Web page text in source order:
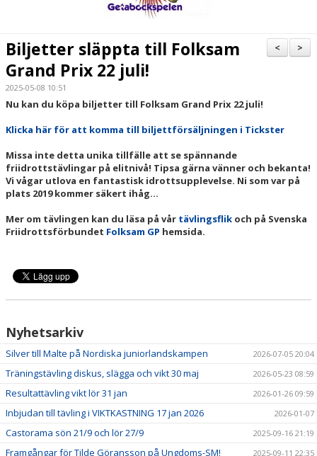
KLUBBKLÄDER
LEDARPLATTFORM
KALENDER
DOKUMENT
BÖRJA TRÄNA
>
<
Biljetter släppta till Folksam
Grand Prix 22 juli!
2025-05-08 10:51
Nu kan du köpa biljetter till Folksam Grand Prix 22 juli!
Klicka här för att komma till biljettförsäljningen i Tickster
Missa inte detta unika tillfälle att se spännande
friidrottstävlingar på elitnivå! Tipsa gärna vänner och bekanta!
Vi vågar utlova en fantastisk idrottsupplevelse. Ni som var på
plats 2019 kommer säkert ihåg...
Mer om tävlingen kan du läsa på vår tävlingsflik och på Svenska
Friidrottsförbundet Folksam GP hemsida.
Nyhetsarkiv
Silver till Malte på Nordiska juniorlandskampen 2026-07-05 20:04
Träningstävling diskus, slägga och vikt 30 maj 2026-05-23 08:59
Resultattävling vikt lör 31 jan 2026-01-26 09:59
Inbjudan till tävling i VIKTKASTNING 17 jan 2026 2026-01-07
Castorama sön 21/9 och lör 27/9 2025-09-16 21:19
Framgångar för Tilde Göransson på Ungdoms-SM! 2025-09-11 22:35